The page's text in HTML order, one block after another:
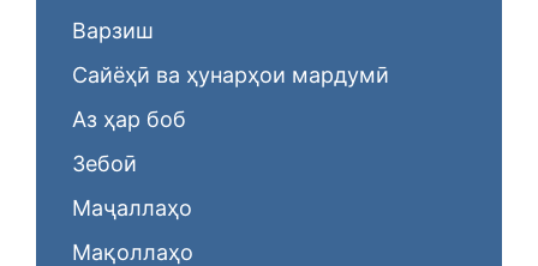
Варзиш
Сайёҳӣ ва ҳунарҳои мардумӣ
Аз ҳар боб
Зебоӣ
Маҷаллаҳо
Мақоллаҳо